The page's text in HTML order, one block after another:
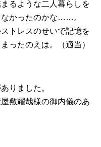
るような二人暮らしを
なかったのかな……。
トレスのせいで記憶を
ったのえは。（適当）
りました。
敷耀哉様の御内儀のあ